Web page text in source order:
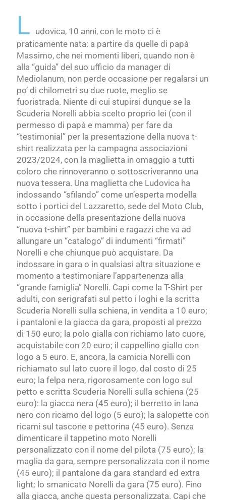
L udovica, 10 anni, con le moto ci è
praticamente nata: a partire da quelle di papà
Massimo, che nei momenti liberi, quando non è
alla “guida” del suo ufficio da manager di
Mediolanum, non perde occasione per regalarsi un
po’ di chilometri su due ruote, meglio se
fuoristrada. Niente di cui stupirsi dunque se la
Scuderia Norelli abbia scelto proprio lei (con il
permesso di papà e mamma) per fare da
“testimonial” per la presentazione della nuova t-
shirt realizzata per la campagna associazioni
2023/2024, con la maglietta in omaggio a tutti
coloro che rinnoveranno o sottoscriveranno una
nuova tessera. Una maglietta che Ludovica ha
indossando “sfilando” come un’esperta modella
sotto i portici del Lazzaretto, sede del Moto Club,
in occasione della presentazione della nuova
“nuova t-shirt” per bambini e ragazzi che va ad
allungare un “catalogo” di indumenti “firmati”
Norelli e che chiunque può acquistare. Da
indossare in gara o in qualsiasi altra situazione e
momento a testimoniare l’appartenenza alla
“grande famiglia” Norelli. Capi come la T-Shirt per
adulti, con serigrafati sul petto i loghi e la scritta
Scuderia Norelli sulla schiena, in vendita a 10 euro;
i pantaloni e la giacca da gara, proposti al prezzo
di 150 euro; la polo gialla con richiamo lato cuore,
acquistabile con 20 euro; il cappellino giallo con
logo a 5 euro. E, ancora, la camicia Norelli con
richiamato sul lato cuore il logo, dal costo di 25
euro; la felpa nera, rigorosamente con logo sul
petto e scritta Scuderia Norelli sulla schiena (25
euro): la giacca nera (45 euro); il berretto in lana
nero con ricamo del logo (5 euro); la salopette con
ricami sul tascone e pettorina (45 euro). Senza
dimenticare il tappetino moto Norelli
personalizzato con il nome del pilota (75 euro); la
maglia da gara, sempre personalizzata con il nome
(45 euro); il pantalone da gara standard ed extra
light; lo smanicato Norelli da gara (75 euro). Fino
alla giacca, anche questa personalizzata. Capi che